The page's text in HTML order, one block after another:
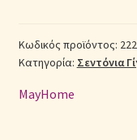
2220438171
(Π:
x
Κωδικός προϊόντος:
Κατηγορία: Σεντόνια
MayHome